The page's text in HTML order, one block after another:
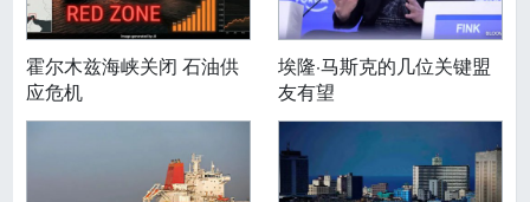
霍尔木兹海峡关闭 石油供
应危机
埃隆·马斯克的几位关键盟
友有望